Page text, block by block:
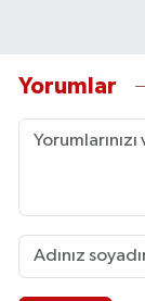
Yorumlar